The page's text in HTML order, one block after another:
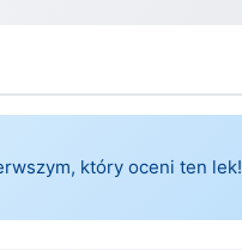
który oceni ten lek!